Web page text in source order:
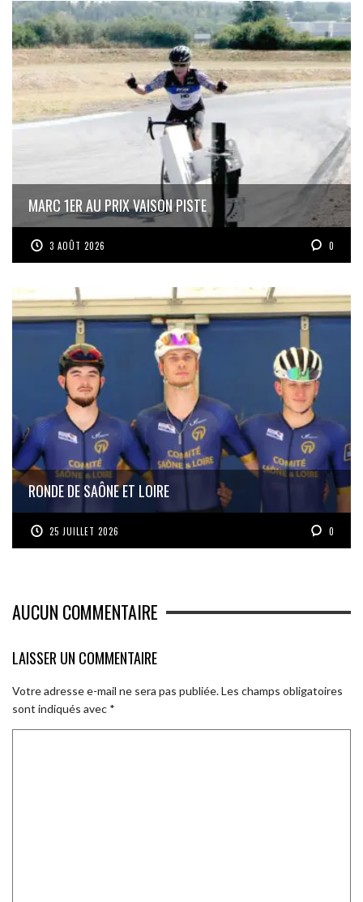
MARC 1ER AU PRIX VAISON PISTE
3 AOÛT 2026 0
RONDE DE SAÔNE ET LOIRE
25 JUILLET 2026 0
AUCUN COMMENTAIRE
LAISSER UN COMMENTAIRE
Votre adresse e-mail ne sera pas publiée.Les champs obligatoires
sont indiqués avec *